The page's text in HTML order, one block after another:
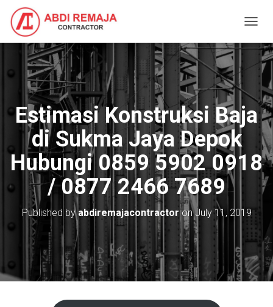
O
N
A
V
A
T
Estimasi Konstruksi Baja
di Sukma Jaya Depok
Hubungi 0859 5902 0918
/ 0877 2466 7689
Published byabdiremajacontractoronJuly 11, 2019